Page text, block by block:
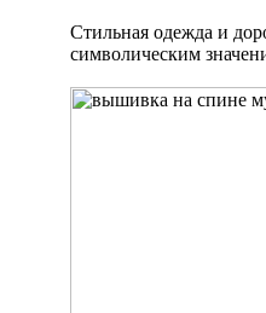
Стильная одежда и
символическим